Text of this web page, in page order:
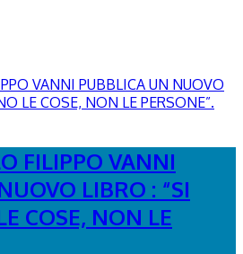
FILIPPO VANNI
LIBRO : “SI
COSE, NON LE